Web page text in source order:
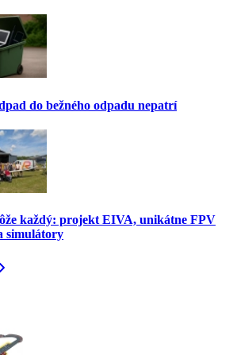
do bežného odpadu nepatrí
každý: projekt EIVA, unikátne FPV
simulátory